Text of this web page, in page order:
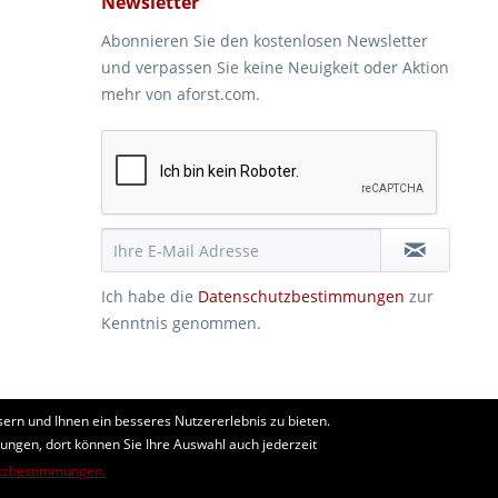
Abonnieren Sie den kostenlosen Newsletter
und verpassen Sie keine Neuigkeit oder Aktion
mehr von aforst.com.
Ich habe die Datenschutzbestimmungen zur
Kenntnis genommen.
vom Fachmann per Telefon und Email. Kaufen Sie
Schafnetze...
und Ihnen ein besseres Nutzererlebnis zu bieten.
dort können Sie Ihre Auswahl auch jederzeit